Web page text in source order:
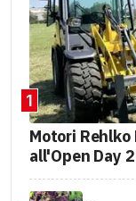
1
Motori
all'Open Day